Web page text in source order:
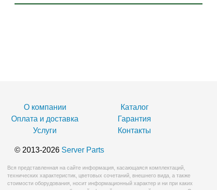
О компании
Каталог
Оплата и доставка
Гарантия
Услуги
Контакты
© 2013-2026 Server Parts
Вся представленная на сайте информация, касающаяся комплектаций,
технических характеристик, цветовых сочетаний, внешнего вида, а также
стоимости оборудования, носит информационный характер и ни при каких